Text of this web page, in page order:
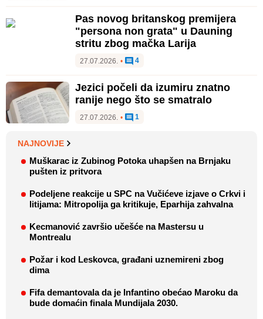
Pas novog britanskog premijera
"persona non grata" u Dauning
stritu zbog mačka Larija
27.07.2026. • 4
Jezici počeli da izumiru znatno
ranije nego što se smatralo
27.07.2026. • 1
NAJNOVIJE
Muškarac iz Zubinog Potoka uhapšen na Brnjaku
pušten iz pritvora
Podeljene reakcije u SPC na Vučićeve izjave o Crkvi i
litijama: Mitropolija ga kritikuje, Eparhija zahvalna
Kecmanović završio učešće na Mastersu u
Montrealu
Požar i kod Leskovca, građani uznemireni zbog
dima
Fifa demantovala da je Infantino obećao Maroku da
bude domaćin finala Mundijala 2030.